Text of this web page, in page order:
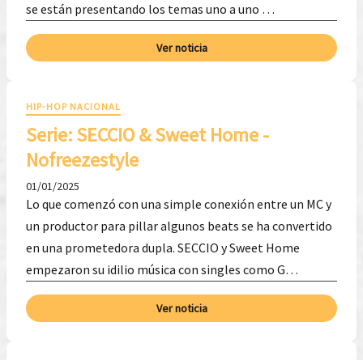
se están presentando los temas uno a uno …
Ver noticia
HIP-HOP NACIONAL
Serie: SECCIO & Sweet Home -
Nofreezestyle
01/01/2025
Lo que comenzó con una simple conexión entre un MC y
un productor para pillar algunos beats se ha convertido
en una prometedora dupla. SECCIO y Sweet Home
empezaron su idilio música con singles como G…
Ver noticia